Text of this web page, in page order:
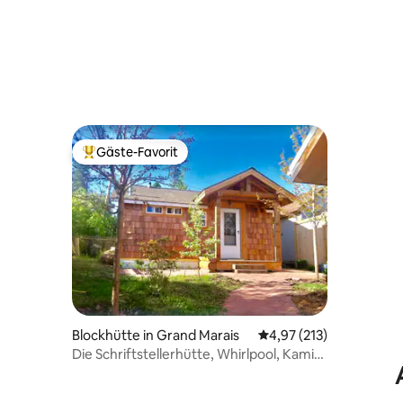
Beliebter Gäste-Favorit.
Gäste-Favorit
Blockhütte in Grand Marais Durchschnittliche
4,97 (213)
Die Schriftstellerhütte, Whirlpool, Kamin,